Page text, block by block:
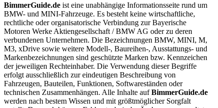
BimmerGuide.de ist eine unabhängige Informationsseite rund um
BMW- und MINI-Fahrzeuge. Es besteht keine wirtschaftliche,
rechtliche oder organisatorische Verbindung zur Bayerische
Motoren Werke Aktiengesellschaft / BMW AG oder zu deren
verbundenen Unternehmen. Die Bezeichnungen BMW, MINI, M,
M3, xDrive sowie weitere Modell-, Baureihen-, Ausstattungs- und
Markenbezeichnungen sind geschützte Marken bzw. Kennzeichen
der jeweiligen Rechteinhaber. Die Verwendung dieser Begriffe
erfolgt ausschließlich zur eindeutigen Beschreibung von
Fahrzeugen, Bauteilen, Funktionen, Softwareständen oder
technischen Zusammenhängen. Alle Inhalte aufBimmerGuide.de
werden nach bestem Wissen und mit größtmöglicher Sorgfalt